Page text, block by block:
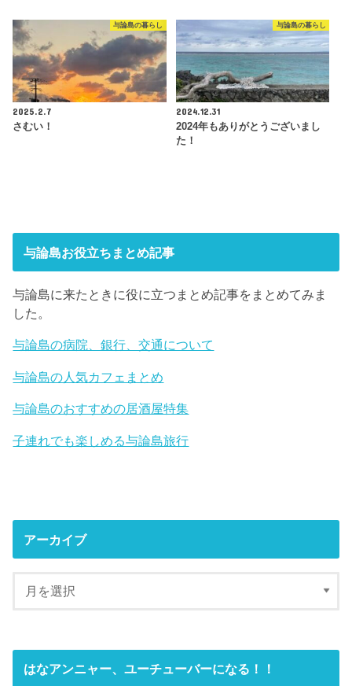
与論島の暮らし
2025.2.7
さむい！
与論島の暮らし
2024.12.31
2024年もありがとうございまし
た！
与論島お役立ちまとめ記事
与論島に来たときに役に立つまとめ記事をまとめてみま
した。
与論島の病院、銀行、交通について
与論島の人気カフェまとめ
与論島のおすすめの居酒屋特集
子連れでも楽しめる与論島旅行
アーカイブ
はなアンニャー、ユーチューバーになる！！